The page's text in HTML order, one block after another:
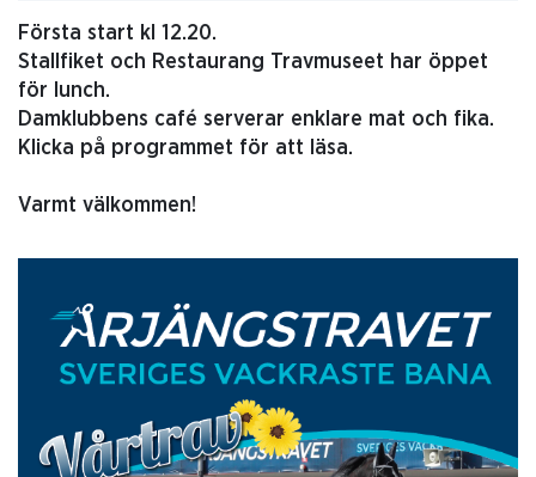
Första start kl 12.20.
Stallfiket och Restaurang Travmuseet har öppet
för lunch.
Damklubbens café serverar enklare mat och fika.
Klicka på programmet för att läsa.
Varmt välkommen!